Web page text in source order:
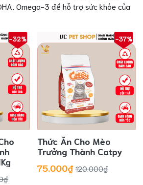
Omega-3 để hỗ trợ sức khỏe của
-32% -37%
Thức Ăn Cho Mèo
Trưởng Thành Catpy
75.000₫ 120.000₫